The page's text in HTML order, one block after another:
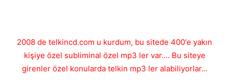
2008 de telkincd.com u kurdum, bu sitede 400'e yakın
kişiye özel subliminal özel mp3 ler var.... Bu siteye
girenler özel konularda telkin mp3 ler alabiliyorlar...